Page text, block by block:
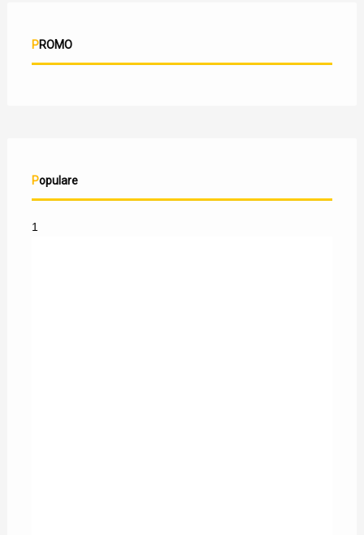
PROMO
Populare
1